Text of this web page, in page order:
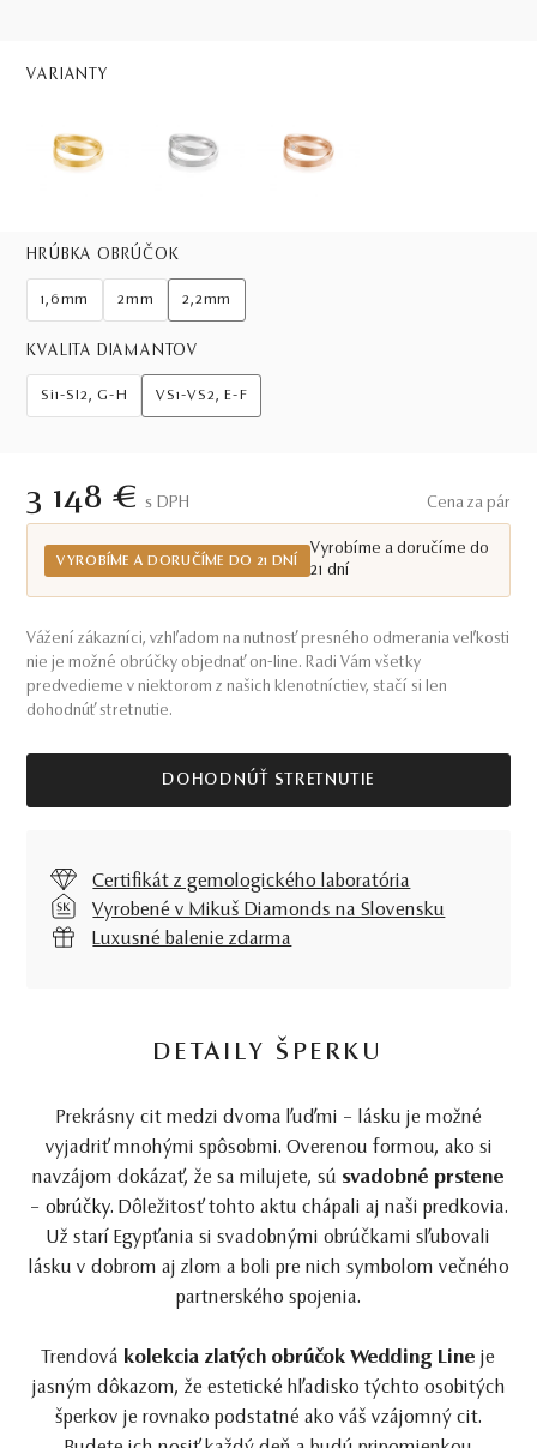
VARIANTY
HRÚBKA OBRÚČOK
1,6mm 2mm 2,2mm
KVALITA DIAMANTOV
Si1-SI2, G-H VS1-VS2, E-F
3 148 € S DPH Cena za pár
VYROBÍME A DORUČÍME DO 21 DNÍ
Vyrobíme a doručíme do
21 dní
Vážení zákazníci, vzhľadom na nutnosť presného odmerania veľkosti
nie je možné obrúčky objednať on-line. Radi Vám všetky
predvedieme v niektorom z našich klenotníctiev, stačí si len
dohodnúť stretnutie.
DOHODNÚŤ STRETNUTIE
Certifikát z gemologického laboratória
Vyrobené v Mikuš Diamonds na Slovensku
Luxusné balenie zdarma
DETAILY ŠPERKU
Prekrásny cit medzi dvoma ľuďmi – lásku je možné
vyjadriť mnohými spôsobmi. Overenou formou, ako si
navzájom dokázať, že sa milujete, sú svadobné prstene
– obrúčky. Dôležitosť tohto aktu chápali aj naši predkovia.
Už starí Egypťania si svadobnými obrúčkami sľubovali
lásku v dobrom aj zlom a boli pre nich symbolom večného
partnerského spojenia.
Trendová kolekcia zlatých obrúčok Wedding Line je
jasným dôkazom, že estetické hľadisko týchto osobitých
šperkov je rovnako podstatné ako váš vzájomný cit.